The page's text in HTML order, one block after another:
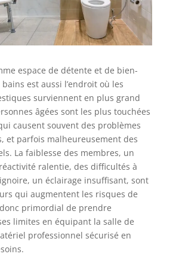
espace de détente et de bien-
est aussi l’endroit où les
surviennent en plus grand
âgées sont les plus touchées
causent souvent des problèmes
et parfois malheureusement des
La faiblesse des membres, un
ralentie, des difficultés à
un éclairage insuffisant, sont
qui augmentent les risques de
primordial de prendre
limites en équipant la salle de
professionnel sécurisé en